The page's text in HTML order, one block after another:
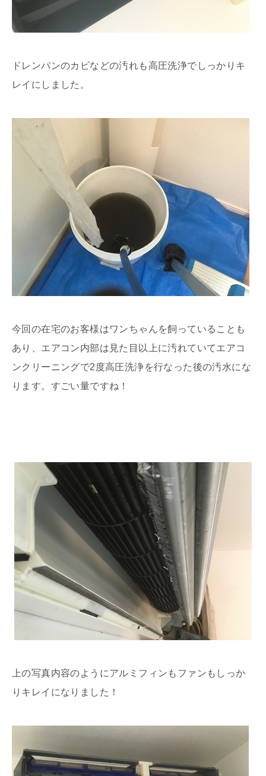
ドレンパンのカビなどの汚れも高圧洗浄でしっかりキ
レイにしました。
今回の在宅のお客様はワンちゃんを飼っていることも
あり、エアコン内部は見た目以上に汚れていてエアコ
ンクリーニングで2度高圧洗浄を行なった後の汚水にな
ります。すごい量ですね！
上の写真内容のようにアルミフィンもファンもしっか
りキレイになりました！